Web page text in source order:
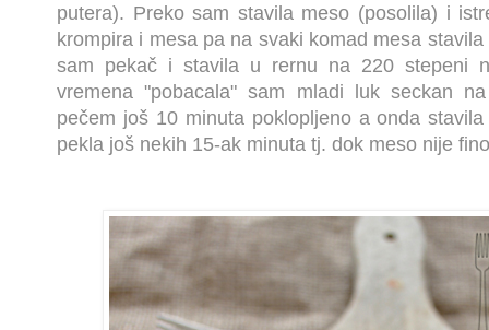
putera). Preko sam stavila meso (posolila) i
krompira i mesa pa na svaki komad mesa
sam pekač i stavila u rernu na 220 stepeni
vremena "pobacala" sam mladi luk seckan
pečem još 10 minuta poklopljeno a onda
pekla još nekih 15-ak minuta tj. dok meso nije